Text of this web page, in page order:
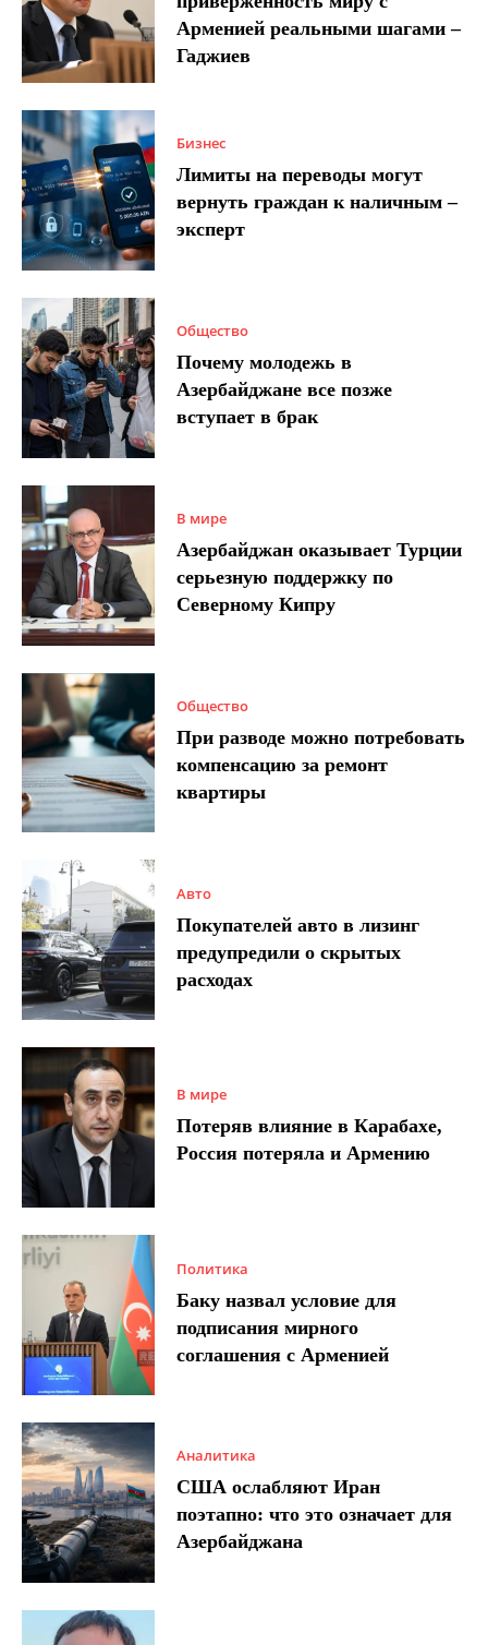
Арменией реальными шагами –
Гаджиев
Бизнес
Лимиты на переводы могут
вернуть граждан к наличным –
эксперт
Общество
Почему молодежь в
Азербайджане все позже
вступает в брак
В мире
Азербайджан оказывает Турции
серьезную поддержку по
Северному Кипру
Общество
При разводе можно потребовать
компенсацию за ремонт
квартиры
Авто
Покупателей авто в лизинг
предупредили о скрытых
расходах
В мире
Потеряв влияние в Карабахе,
Россия потеряла и Армению
Политика
Баку назвал условие для
подписания мирного
соглашения с Арменией
Аналитика
США ослабляют Иран
поэтапно: что это означает для
Азербайджана